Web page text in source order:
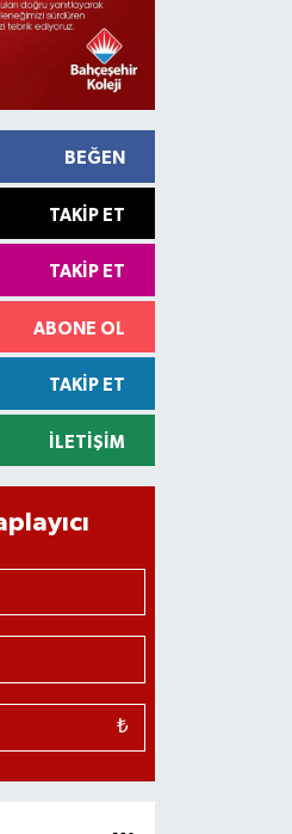
BEĞEN
TAKIP ET
TAKIP ET
ABONE OL
TAKIP ET
İLETIŞIM
₺